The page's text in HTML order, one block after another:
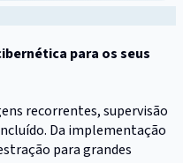
para os seus
recorrentes, supervisão
Da implementação
para grandes